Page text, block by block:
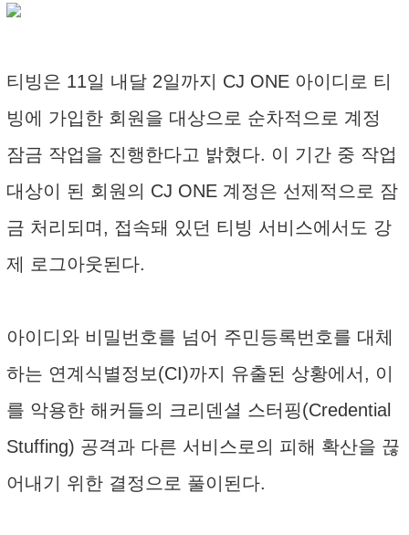
티빙은 11일 내달 2일까지 CJ ONE 아이디로 티
빙에 가입한 회원을 대상으로 순차적으로 계정
잠금 작업을 진행한다고 밝혔다. 이 기간 중 작업
대상이 된 회원의 CJ ONE 계정은 선제적으로 잠
금 처리되며, 접속돼 있던 티빙 서비스에서도 강
제 로그아웃된다.
아이디와 비밀번호를 넘어 주민등록번호를 대체
하는 연계식별정보(CI)까지 유출된 상황에서, 이
를 악용한 해커들의 크리덴셜 스터핑(Credential
Stuffing) 공격과 다른 서비스로의 피해 확산을 끊
어내기 위한 결정으로 풀이된다.